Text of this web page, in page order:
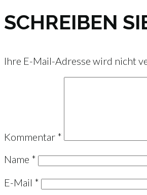
SCHREIBEN
Ihre E-Mail-Adresse wird nicht
Kommentar *
Name *
E-Mail *